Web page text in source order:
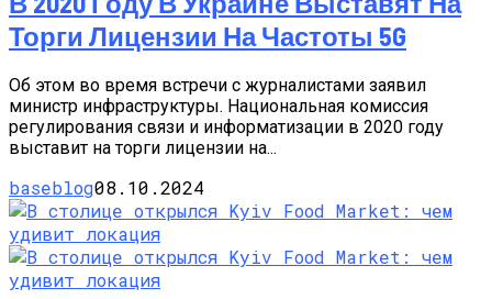
Торги Лицензии На Частоты 5G
Об этом во время встречи с журналистами заявил
министр инфраструктуры. Национальная комиссия
регулирования связи и информатизации в 2020 году
выставит на торги лицензии на...
baseblog08.10.2024